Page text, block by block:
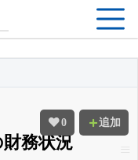
0 追加
財務状況